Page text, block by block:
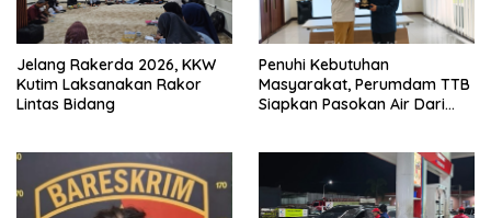
Jelang Rakerda 2026, KKW
Kutim Laksanakan Rakor
Lintas Bidang
Penuhi Kebutuhan
Masyarakat, Perumdam TTB
Siapkan Pasokan Air Dari